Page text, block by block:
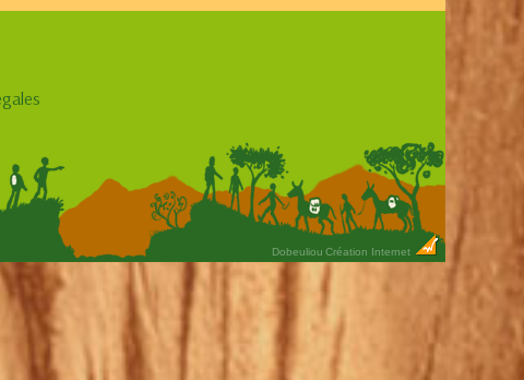
Dobeuliou Création Internet